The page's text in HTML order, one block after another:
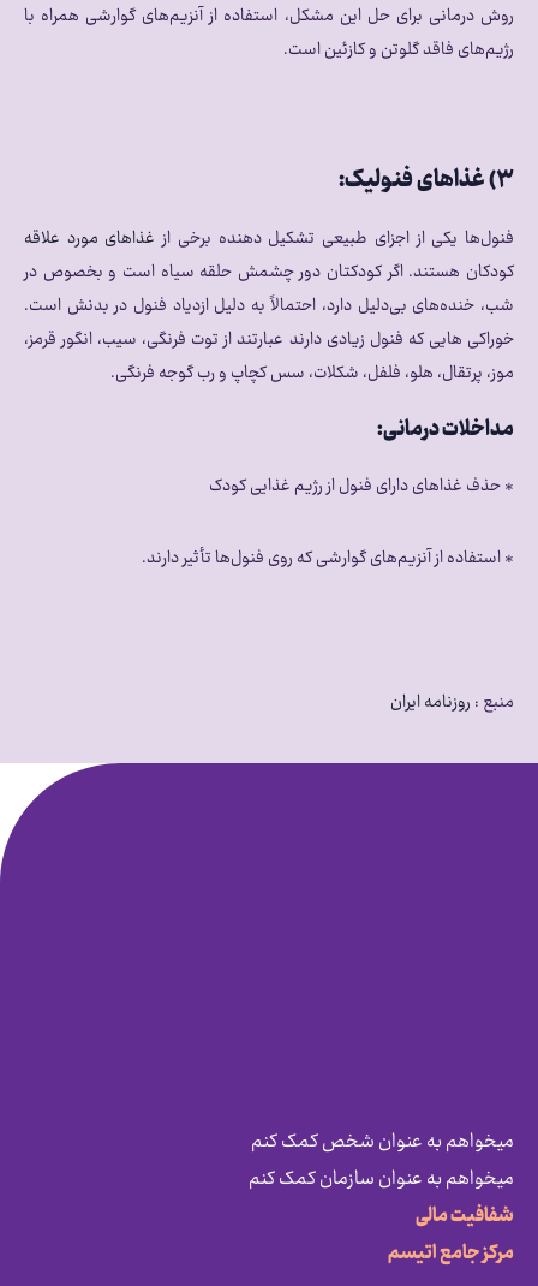
روش درمانی برای حل این مشکل، استفاده از آنزیم‌های گوارشی همراه با
رژیم‌های فاقد گلوتن و کازئین است.
۳)‌ غذاهای فنولیک:
فنول‌ها یکی از اجزای طبیعی تشکیل دهنده برخی از غذاهای مورد علاقه
کودکان هستند. اگر کودکتان دور چشمش حلقه سیاه است و بخصوص در
شب، خنده‌های بی‌دلیل دارد، احتمالاً به دلیل ازدیاد فنول در بدنش است.
خوراکی هایی که فنول زیادی دارند عبارتند از توت فرنگی، سیب، انگور قرمز،
موز، پرتقال، هلو، فلفل، شکلات، سس کچاپ و رب گوجه فرنگی.
مداخلات درمانی:
٭ حذف غذاهای دارای فنول از رژیم غذایی کودک
٭ استفاده از آنزیم‌های گوارشی که روی فنول‌ها تأثیر دارند.
منبع :روزنامه ایران
میخواهم به عنوان شخص کمک کنم
میخواهم به عنوان سازمان کمک کنم
شفافیت مالی
مرکز جامع اتیسم